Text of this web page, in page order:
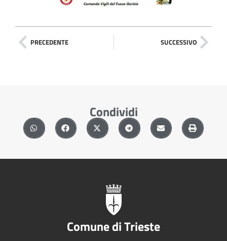
PRECEDENTE SUCCESSIVO
Condividi
Comune di Trieste